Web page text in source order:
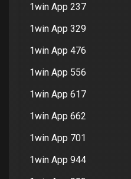
1win App 237
1win App 329
1win App 476
1win App 556
1win App 617
1win App 662
1win App 701
1win App 944